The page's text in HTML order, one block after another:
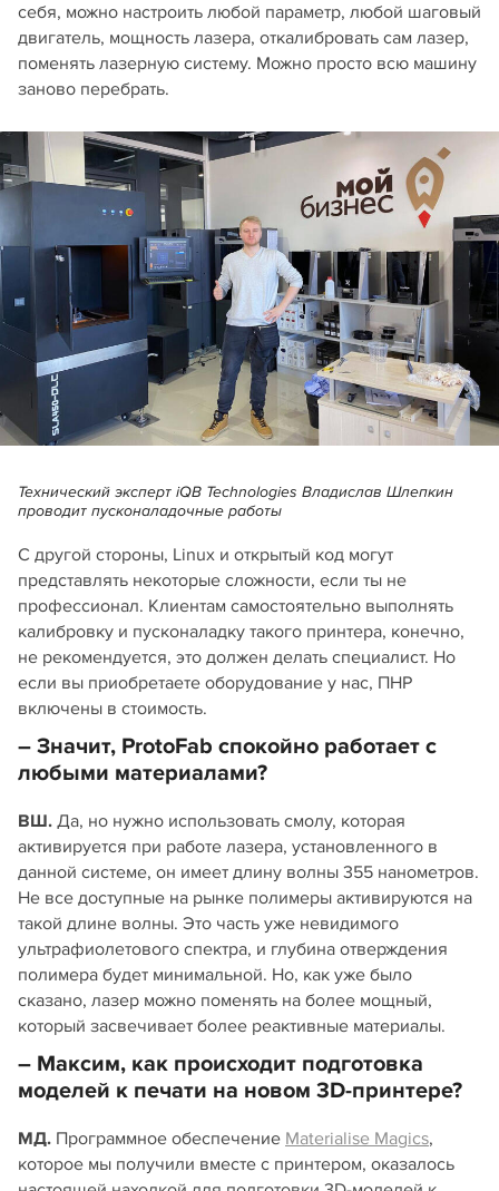
себя, можно настроить любой параметр, любой шаговый
двигатель, мощность лазера, откалибровать сам лазер,
поменять лазерную систему. Можно просто всю машину
заново перебрать.
Технический эксперт iQB Technologies Владислав Шлепкин
проводит пусконаладочные работы
С другой стороны, Linux и открытый код могут
представлять некоторые сложности, если ты не
профессионал. Клиентам самостоятельно выполнять
калибровку и пусконаладку такого принтера, конечно,
не рекомендуется, это должен делать специалист. Но
если вы приобретаете оборудование у нас, ПНР
включены в стоимость.
– Значит, ProtoFab спокойно работает с
любыми материалами?
ВШ. Да, но нужно использовать смолу, которая
активируется при работе лазера, установленного в
данной системе, он имеет длину волны 355 нанометров.
Не все доступные на рынке полимеры активируются на
такой длине волны. Это часть уже невидимого
ультрафиолетового спектра, и глубина отверждения
полимера будет минимальной. Но, как уже было
сказано, лазер можно поменять на более мощный,
который засвечивает более реактивные материалы.
– Максим, как происходит подготовка
моделей к печати на новом 3D‑принтере?
МД. Программное обеспечение Materialise Magics,
которое мы получили вместе с принтером, оказалось